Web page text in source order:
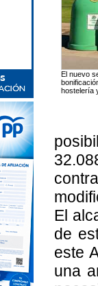
El nuevo
hostelería
El
de
este
una